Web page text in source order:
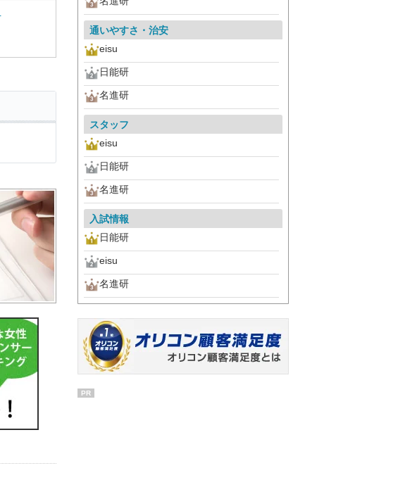
通いやすさ・治安
eisu
日能研
名進研
スタッフ
eisu
日能研
名進研
入試情報
日能研
eisu
名進研
PR